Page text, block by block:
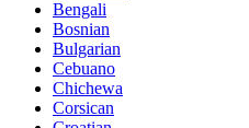
Bengali
Bosnian
Bulgarian
Cebuano
Chichewa
Corsican